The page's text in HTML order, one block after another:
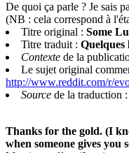
De quoi ça parle ? Je sais
(NB : cela correspond à
Titre original : Some
Titre traduit : Quelques
Contexte de la
Le sujet original
http://www.reddit.com/r/
Source de la traduction :
Thanks for the gold. (I
when someone gives you